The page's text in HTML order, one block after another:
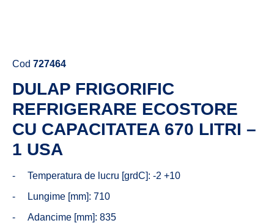
Cod 727464
DULAP FRIGORIFIC
REFRIGERARE ECOSTORE
CU CAPACITATEA 670 LITRI –
1 USA
Temperatura de lucru [grdC]: -2 +10
Lungime [mm]: 710
Adancime [mm]: 835